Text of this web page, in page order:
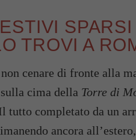
TROVI A
cenare di fronte alla
cima della Torre di
completato da un
ancora